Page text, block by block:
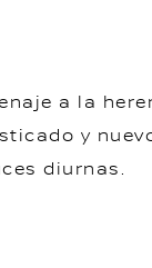
a la
y
diurnas.